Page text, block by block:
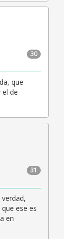
30
que
el de
31
ese es
en